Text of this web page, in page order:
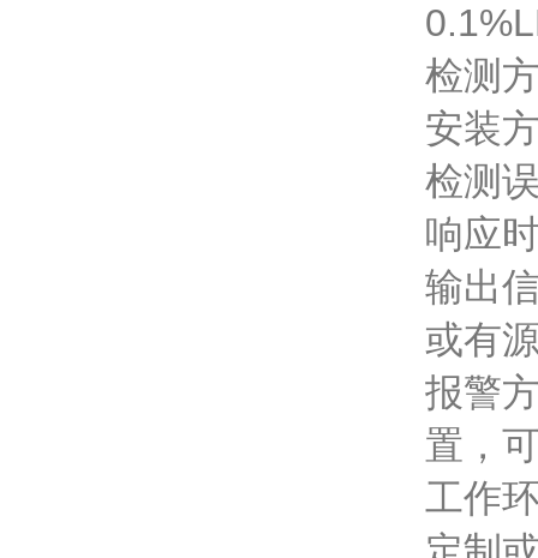
检测
安装
检测
响应
输出
或有
报警
置，
工作